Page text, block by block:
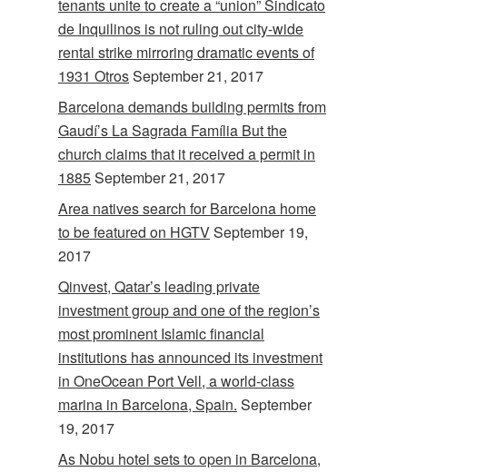
tenants unite to create a “union” Sindicato
de Inquilinos is not ruling out city-wide
rental strike mirroring dramatic events of
1931 OtrosSeptember 21, 2017
Barcelona demands building permits from
Gaudí’s La Sagrada Família But the
church claims that it received a permit in
1885September 21, 2017
Area natives search for Barcelona home
to be featured on HGTVSeptember 19,
2017
Qinvest, Qatar’s leading private
investment group and one of the region’s
most prominent Islamic financial
institutions has announced its investment
in OneOcean Port Vell, a world-class
marina in Barcelona, Spain. September
19, 2017
As Nobu hotel sets to open in Barcelona,